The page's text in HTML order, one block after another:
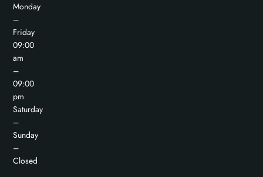
Monday
–
Friday
09:00
am
–
09:00
pm
Saturday
–
Sunday
–
Closed